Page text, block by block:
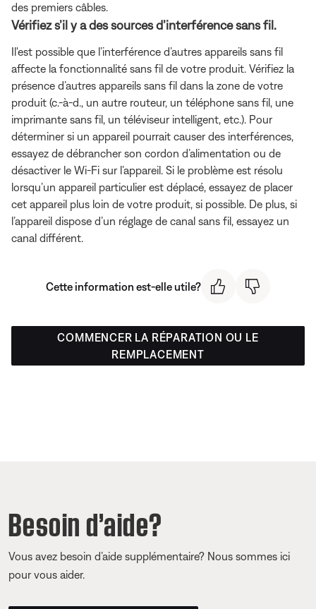
des premiers câbles.
Vérifiez s’il y a des sources d’interférence sans fil.
Il'est possible que l’interférence d’autres appareils sans fil
affecte la fonctionnalité sans fil de votre produit. Vérifiez la
présence d’autres appareils sans fil dans la zone de votre
produit (c.-à-d., un autre routeur, un téléphone sans fil, une
imprimante sans fil, un téléviseur intelligent, etc.). Pour
déterminer si un appareil pourrait causer des interférences,
essayez de débrancher son cordon d’alimentation ou de
désactiver le Wi-Fi sur l’appareil. Si le problème est résolu
lorsqu’un appareil particulier est déplacé, essayez de placer
cet appareil plus loin de votre produit, si possible. De plus, si
l’appareil dispose d’un réglage de canal sans fil, essayez un
canal différent.
Cette information est-elle utile?
COMMENCER LA RÉPARATION OU LE
REMPLACEMENT
Besoin d’aide?
Vous avez besoin d’aide supplémentaire? Nous sommes ici
pour vous aider.